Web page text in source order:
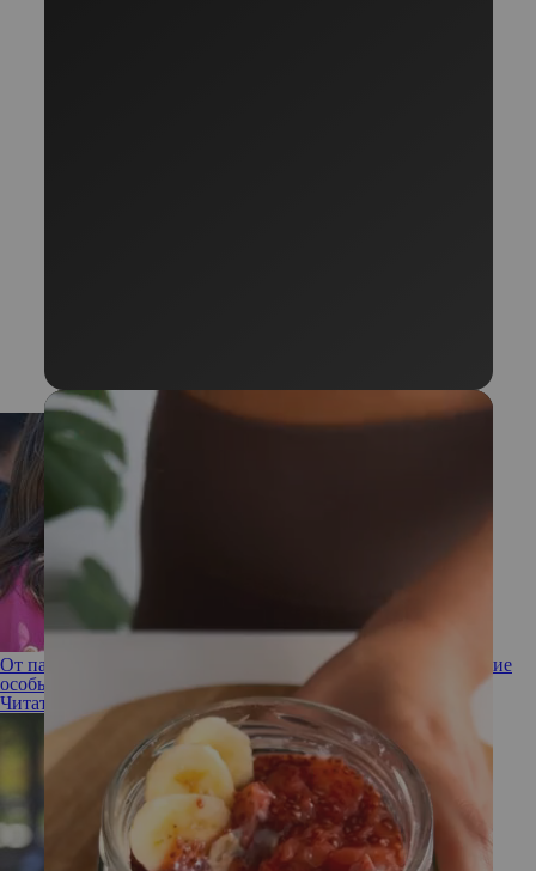
От паники до гордости: как справляются с сединой монаршие
особы
Читать полностью